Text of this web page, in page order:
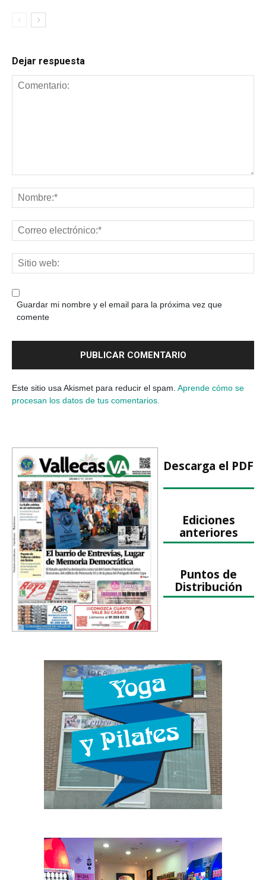
Dejar respuesta
Guardar mi nombre y el email para la próxima vez que
comente
Este sitio usa Akismet para reducir el spam. Aprende cómo se
procesan los datos de tus comentarios.
Descarga el PDF
Ediciones
anteriores
Puntos de
Distribución